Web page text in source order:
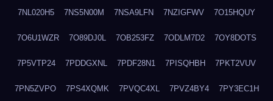
7NL020H5 7NS5N00M 7NSA9LFN 7NZIGFWV 7O15HQUY
7O6U1WZR 7O89DJ0L 7OB253FZ 7ODLM7D2 7OY8DOTS
7P5VTP24 7PDDGXNL 7PDF28N1 7PISQHBH 7PKT2VUV
7PN5ZVPO 7PS4XQMK 7PVQC4XL 7PVZ4BY4 7PY3EC1H